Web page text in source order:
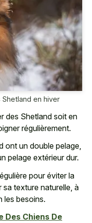
en hiver
des Shetland soit en
régulièrement.
ont un double pelage,
pelage extérieur dur.
pour éviter la
texture naturelle, à
les besoins.
Des Chiens De